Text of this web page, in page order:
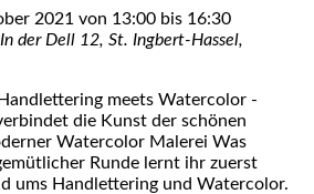
2021 von 13:00 bis 16:30
In der Dell 12, St. Ingbert-Hassel,
meets Watercolor -
die Kunst der schönen
Watercolor Malerei Was
Runde lernt ihr zuerst
ums Handlettering und Watercolor.